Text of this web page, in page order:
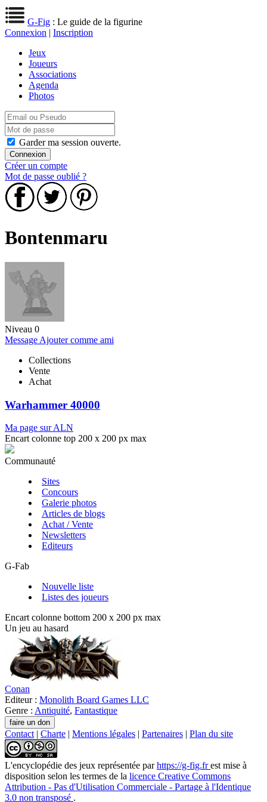
G-Fig : Le guide de la figurine
Connexion | Inscription
Jeux
Joueurs
Associations
Agenda
Photos
Garder ma session ouverte.
Créer un compte
Mot de passe oublié ?
Bontenmaru
Niveau 0
Message Ajouter comme ami
Collections
Vente
Achat
Warhammer 40000
Ma page sur ALN
Encart colonne top 200 x 200 px max
Communauté
Sites
Concours
Galerie photos
Articles de blogs
Achat / Vente
Newsletters
Editeurs
G-Fab
Nouvelle liste
Listes des joueurs
Encart colonne bottom 200 x 200 px max
Un jeu au hasard
Conan
Editeur : Monolith Board Games LLC
Genre : Antiquité, Fantastique
Contact | Charte | Mentions légales | Partenaires | Plan du site
L'encyclopédie des jeux représentée parhttps://g-fig.frest mise à
disposition selon les termes de la licence Creative Commons
Attribution - Pas d'Utilisation Commerciale - Partage à l'Identique
3.0 non transposé .